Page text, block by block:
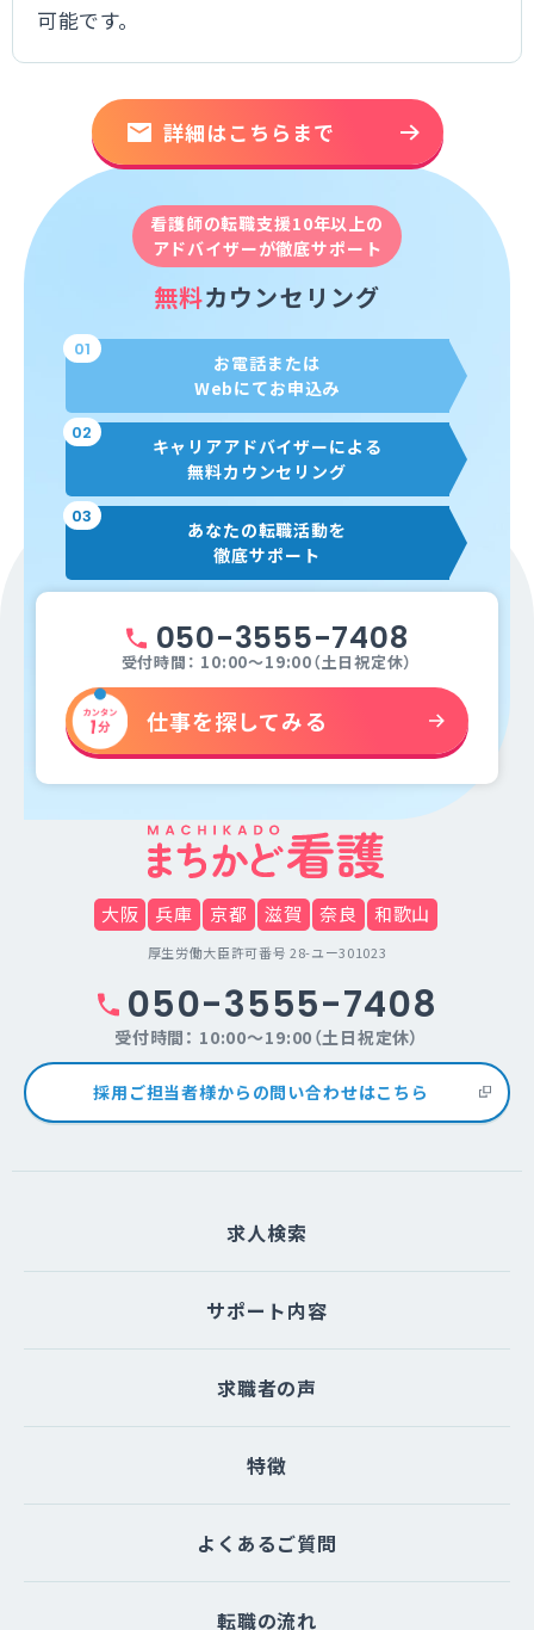
可能です。
詳細はこちらまで
看護師の転職支援10年以上の
アドバイザーが徹底サポート
無料カウンセリング
01
お電話または
Webにてお申込み
02
キャリアアドバイザーによる
無料カウンセリング
03
あなたの転職活動を
徹底サポート
050-3555-7408
受付時間： 10:00～19:00（土日祝定休）
仕事を探してみる
大阪 兵庫 京都 滋賀 奈良 和歌山
厚生労働大臣許可番号 28-ユー301023
050-3555-7408
受付時間： 10:00～19:00（土日祝定休）
採用ご担当者様からの問い合わせはこちら
求人検索
サポート内容
求職者の声
特徴
よくあるご質問
転職の流れ